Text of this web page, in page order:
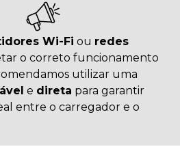
Wi-Fi ou redes
o correto funcionamento
utilizar uma
e direta para garantir
entre o carregador e o